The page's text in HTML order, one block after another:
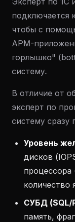
подключается
чтобы с
APM-
горлышко"
систему.
В отличие от
эксперт по
систему сразу
Уровень
дисков
процессора
количество
СУБД (SQL/
память,